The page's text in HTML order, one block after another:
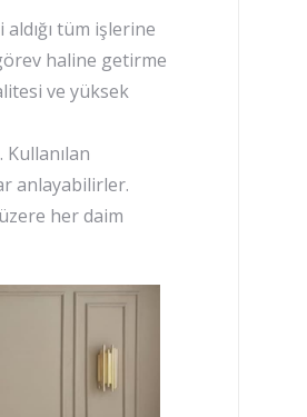
tüm işlerine
haline getirme
ve yüksek
anlayabilirler.
her daim